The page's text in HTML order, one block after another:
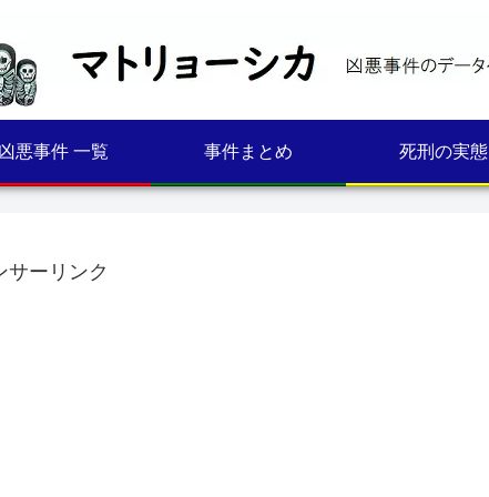
悪事件 一覧 事件まとめ 死刑の実態
サーリンク